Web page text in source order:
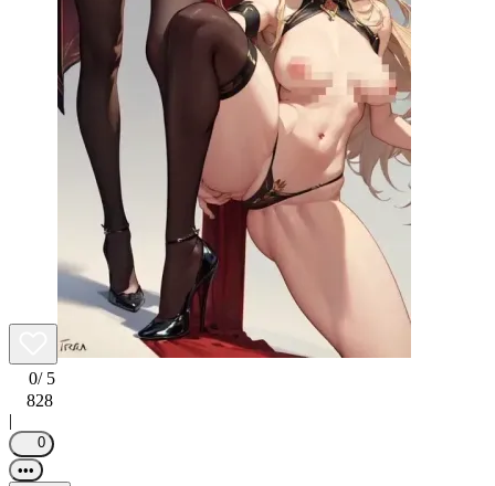
0/ 5
828
|
0
•••